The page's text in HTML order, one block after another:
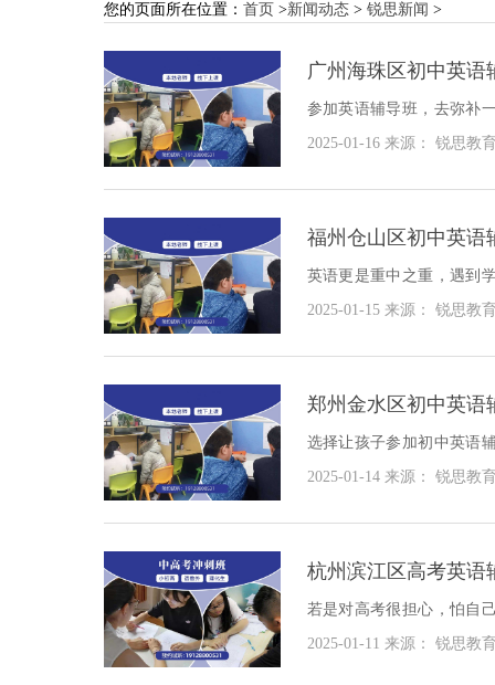
您的页面所在位置： 首页 >新闻动态> 锐思新闻 >
广州海珠区初中英
参加英语辅导班，去弥补
体我们看看广州海珠区初
2025-01-16 来源： 锐思教
福州仓山区初中英语
英语更是重中之重，遇到
别到。选好一家合适的初
2025-01-15 来源： 锐思教
郑州金水区初中英语
选择让孩子参加初中英语
题，推动孩子学习的进步
2025-01-14 来源： 锐思教
杭州滨江区高考英语
若是对高考很担心，怕自
可以帮助我们备战高考，
2025-01-11 来源： 锐思教